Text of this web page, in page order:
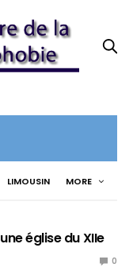
LIMOUSIN MORE
église du XIIe
0